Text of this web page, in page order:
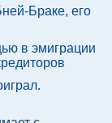
Браке, его
в эмиграции